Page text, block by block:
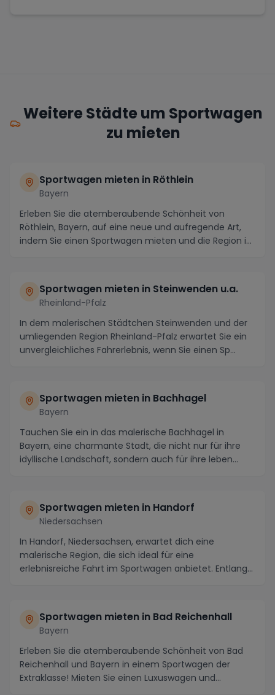
Weitere Städte um Sportwagen
zu mieten
Sportwagen mieten in Röthlein
Bayern
Erleben Sie die atemberaubende Schönheit von
Röthlein, Bayern, auf eine neue und aufregende Art,
indem Sie einen Sportwagen mieten und die Region in
Sportwagen mieten in Steinwenden u.a.
Rheinland-Pfalz
In dem malerischen Städtchen Steinwenden und der
umliegenden Region Rheinland-Pfalz erwartet Sie ein
unvergleichliches Fahrerlebnis, wenn Sie einen Sp...
Sportwagen mieten in Bachhagel
Bayern
Tauchen Sie ein in das malerische Bachhagel in
Bayern, eine charmante Stadt, die nicht nur für ihre
idyllische Landschaft, sondern auch für ihre leben...
Sportwagen mieten in Handorf
Niedersachsen
In Handorf, Niedersachsen, erwartet dich eine
malerische Region, die sich ideal für eine
erlebnisreiche Fahrt im Sportwagen anbietet. Entlang
Sportwagen mieten in Bad Reichenhall
Bayern
Erleben Sie die atemberaubende Schönheit von Bad
Reichenhall und Bayern in einem Sportwagen der
Extraklasse! Mieten Sie einen Luxuswagen und